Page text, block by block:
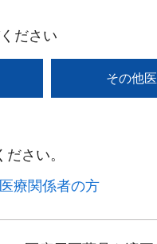
ださい
その他
さい。​
療関係者の方​